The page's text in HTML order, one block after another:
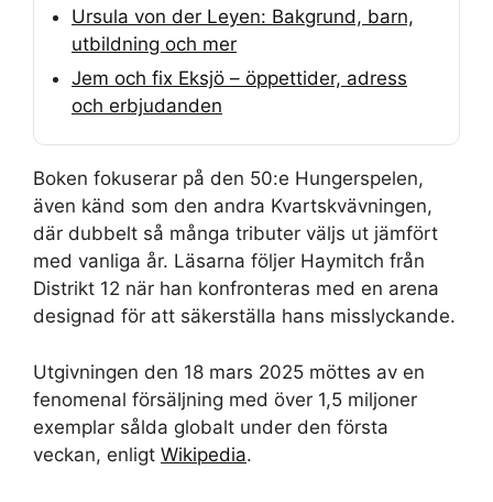
Ursula von der Leyen: Bakgrund, barn,
utbildning och mer
Jem och fix Eksjö – öppettider, adress
och erbjudanden
Boken fokuserar på den 50:e Hungerspelen,
även känd som den andra Kvartskvävningen,
där dubbelt så många tributer väljs ut jämfört
med vanliga år. Läsarna följer Haymitch från
Distrikt 12 när han konfronteras med en arena
designad för att säkerställa hans misslyckande.
Utgivningen den 18 mars 2025 möttes av en
fenomenal försäljning med över 1,5 miljoner
exemplar sålda globalt under den första
veckan, enligt Wikipedia.